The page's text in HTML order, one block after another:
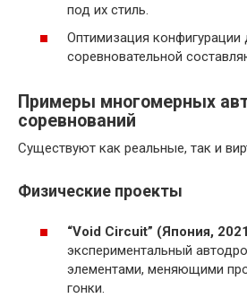
под их стиль.
Оптимизация
соревновательной
Примеры многомерных
соревнований
Существуют как реальные, так и
Физические проекты
“Void Circuit” (Япония,
экспериментальный
элементами, меняющими
гонки.